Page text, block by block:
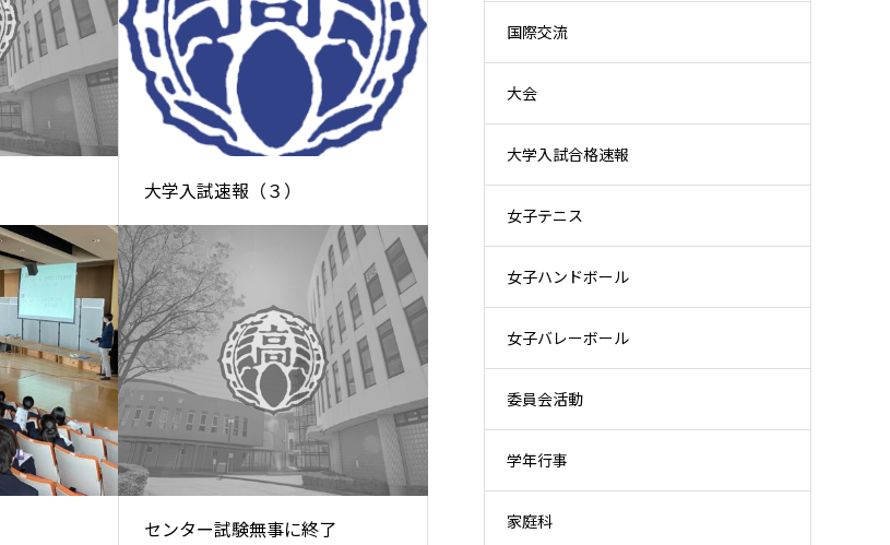
大学入試速報（３）
センター試験無事に終了
国際交流
大会
大学入試合格速報
女子テニス
女子ハンドボール
女子バレーボール
委員会活動
学年行事
家庭科